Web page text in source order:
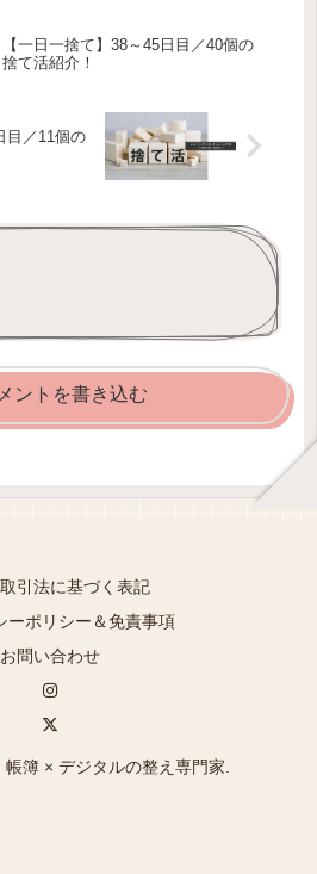
【一日一捨て】38～45日目／40個の
捨て活紹介！
目／11個の
ントを書き込む
引法に基づく表記
ーポリシー＆免責事項
お問い合わせ
簿 × デジタルの整え専門家.